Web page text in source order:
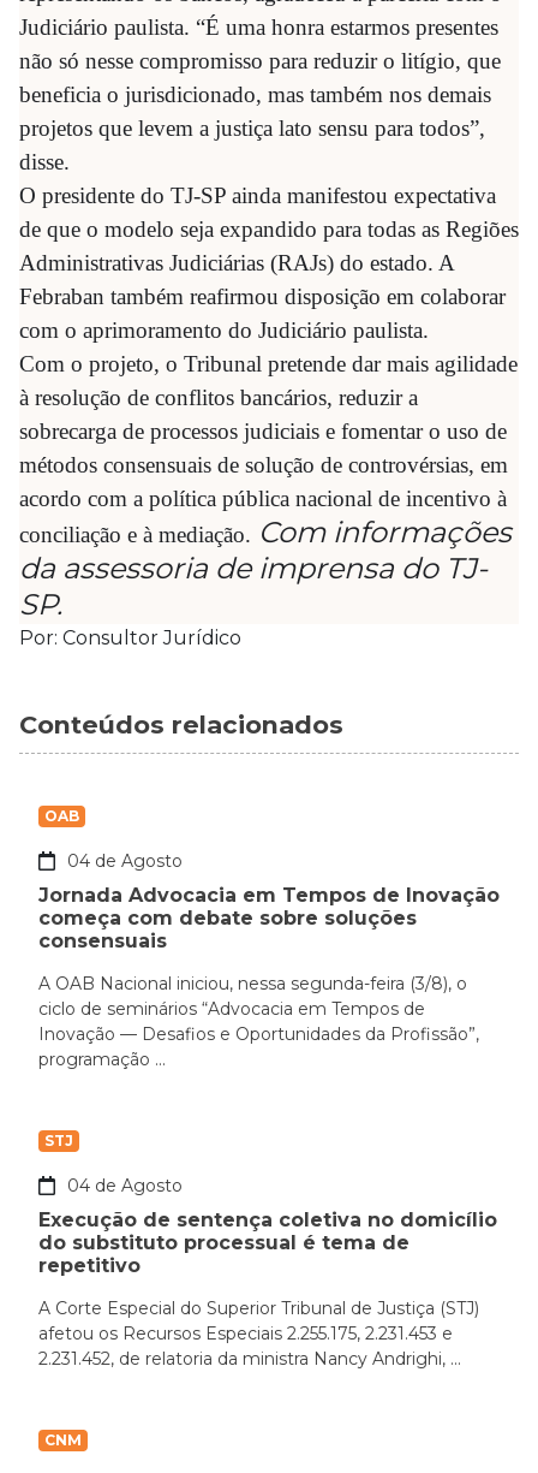
Judiciário paulista. “É uma honra estarmos presentes
não só nesse compromisso para reduzir o litígio, que
beneficia o jurisdicionado, mas também nos demais
projetos que levem a justiça lato sensu para todos”,
disse.
O presidente do TJ-SP ainda manifestou expectativa
de que o modelo seja expandido para todas as Regiões
Administrativas Judiciárias (RAJs) do estado. A
Febraban também reafirmou disposição em colaborar
com o aprimoramento do Judiciário paulista.
Com o projeto, o Tribunal pretende dar mais agilidade
à resolução de conflitos bancários, reduzir a
sobrecarga de processos judiciais e fomentar o uso de
métodos consensuais de solução de controvérsias, em
acordo com a política pública nacional de incentivo à
conciliação e à mediação. Com informações
da assessoria de imprensa do TJ-
SP.
Por: Consultor Jurídico
Conteúdos relacionados
OAB
04 de Agosto
Jornada Advocacia em Tempos de Inovação
começa com debate sobre soluções
consensuais
A OAB Nacional iniciou, nessa segunda-feira (3/8), o
ciclo de seminários “Advocacia em Tempos de
Inovação — Desafios e Oportunidades da Profissão”,
programação ...
STJ
04 de Agosto
Execução de sentença coletiva no domicílio
do substituto processual é tema de
repetitivo
A Corte Especial do Superior Tribunal de Justiça (STJ)
afetou os Recursos Especiais 2.255.175, 2.231.453 e
2.231.452, de relatoria da ministra Nancy Andrighi, ...
CNM